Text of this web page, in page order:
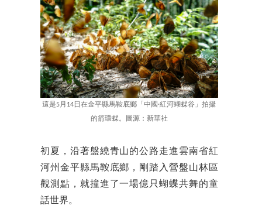
這是5月14日在金平縣馬鞍底鄉「中國·紅河蝴蝶谷」拍攝
的箭環蝶。圖源：新華社
初夏，沿著盤繞青山的公路走進雲南省紅
河州金平縣馬鞍底鄉，剛踏入營盤山林區
觀測點，就撞進了一場億只蝴蝶共舞的童
話世界。